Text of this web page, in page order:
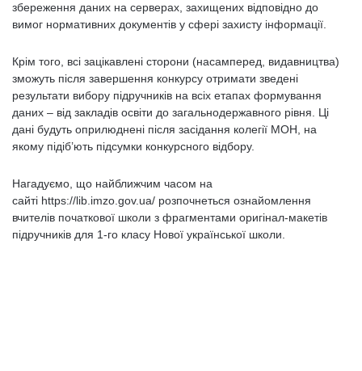
збереження даних на серверах, захищених відповідно до
вимог нормативних документів у сфері захисту інформації.
Крім того, всі зацікавлені сторони (насамперед, видавництва)
зможуть після завершення конкурсу отримати зведені
результати вибору підручників на всіх етапах формування
даних – від закладів освіти до загальнодержавного рівня. Ці
дані будуть оприлюднені після засідання колегії МОН, на
якому підіб’ють підсумки конкурсного відбору.
Нагадуємо, що найближчим часом на
сайті https://lib.imzo.gov.ua/ розпочнеться ознайомлення
вчителів початкової школи з фрагментами оригінал-макетів
підручників для 1-го класу Нової української школи.